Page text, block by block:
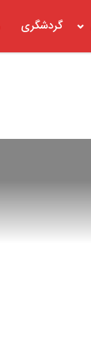
گردشگری